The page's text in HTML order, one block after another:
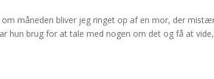
om måneden bliver jeg ringet op af en mor, der
hun brug for at tale med nogen om det og få at